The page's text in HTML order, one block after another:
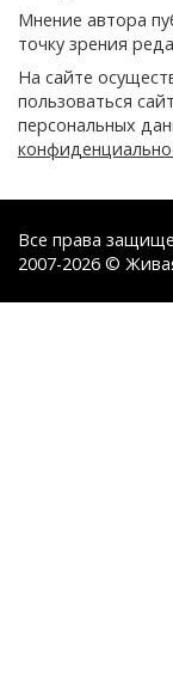
Мнение автора
точку зрения
На сайте
пользоваться
персональных
Все права
2007-2026 ©